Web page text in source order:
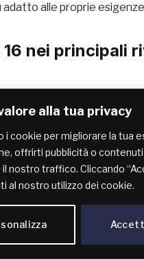
alla tua privacy
i cookie per migliorare la tua
offrirti pubblicità o
il nostro traffico. Cliccando
al nostro utilizzo dei cookie.
adatto alle proprie
16 nei principali